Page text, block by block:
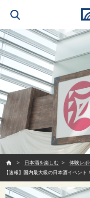
日本酒を楽しむ
体験レポ
【速報】国内最大級の日本酒イベン